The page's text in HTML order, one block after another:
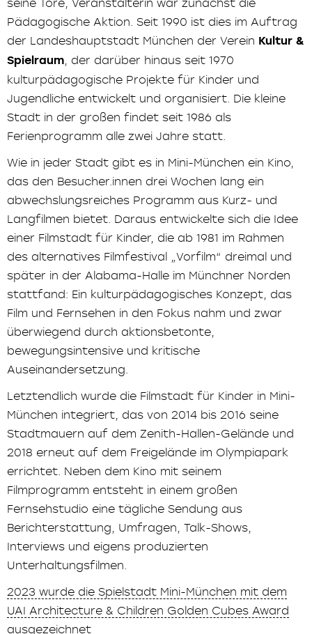
Pädagogische Aktion. Seit 1990 ist dies im Auftrag
der Landeshauptstadt München der Verein Kultur &
Spielraum , der darüber hinaus seit 1970
kulturpädagogische Projekte für Kinder und
Jugendliche entwickelt und organisiert. Die kleine
Stadt in der großen findet seit 1986 als
Ferienprogramm alle zwei Jahre statt.
Wie in jeder Stadt gibt es in Mini-München ein Kino,
das den Besucher.innen drei Wochen lang ein
abwechslungsreiches Programm aus Kurz- und
Langfilmen bietet. Daraus entwickelte sich die Idee
einer Filmstadt für Kinder, die ab 1981 im Rahmen
des alternatives Filmfestival „Vorfilm“ dreimal und
später in der Alabama-Halle im Münchner Norden
stattfand: Ein kulturpädagogisches Konzept, das
Film und Fernsehen in den Fokus nahm und zwar
überwiegend durch aktionsbetonte,
bewegungsintensive und kritische
Auseinandersetzung.
Letztendlich wurde die Filmstadt für Kinder in Mini-
München integriert, das von 2014 bis 2016 seine
Stadtmauern auf dem Zenith-Hallen-Gelände und
2018 erneut auf dem Freigelände im Olympiapark
errichtet. Neben dem Kino mit seinem
Filmprogramm entsteht in einem großen
Fernsehstudio eine tägliche Sendung aus
Berichterstattung, Umfragen, Talk-Shows,
Interviews und eigens produzierten
Unterhaltungsfilmen.
2023 wurde die Spielstadt Mini-München mit dem
UAI Architecture & Children Golden Cubes Award
ausgezeichnet